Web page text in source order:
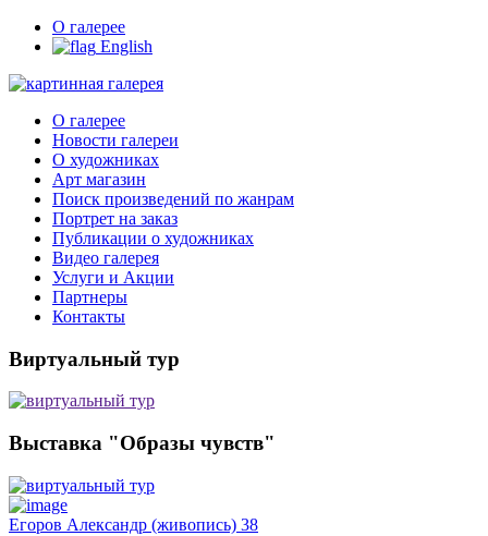
О галерее
English
О галерее
Новости галереи
О художниках
Арт магазин
Поиск произведений по жанрам
Портрет на заказ
Публикации о художниках
Видео галерея
Услуги и Акции
Партнеры
Контакты
Виртуальный тур
Выставка "Образы чувств"
Егоров Александр (живопись) 38